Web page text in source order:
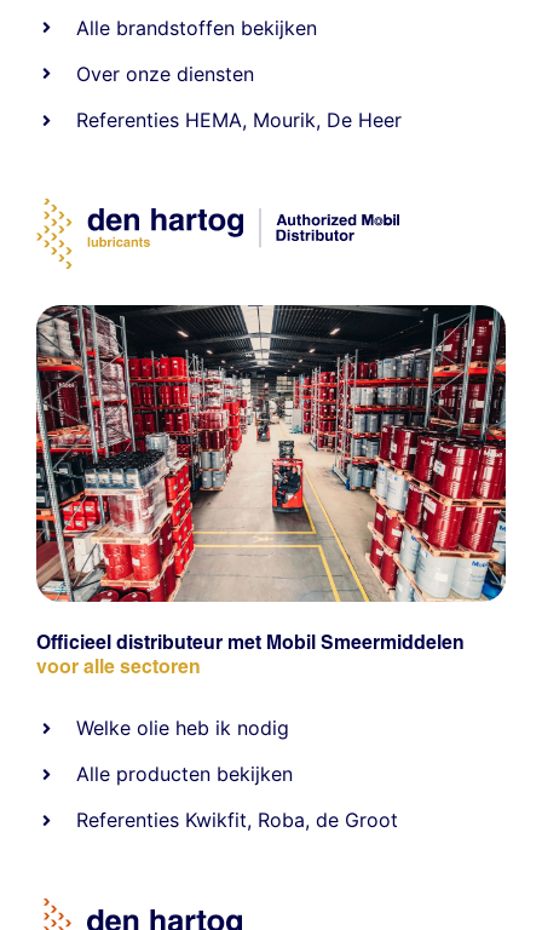
Alle brandstoffen bekijken
Over onze diensten
Referenties HEMA, Mourik, De Heer
Officieel distributeur met Mobil Smeermiddelen
voor alle sectoren
Welke olie heb ik nodig
Alle producten bekijken
Referenties Kwikfit, Roba,de Groot